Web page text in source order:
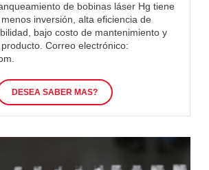
de bobinas láser Hg tiene
inversión, alta eficiencia de
bajo costo de mantenimiento y
Correo electrónico:
DESEA SABER MAS?